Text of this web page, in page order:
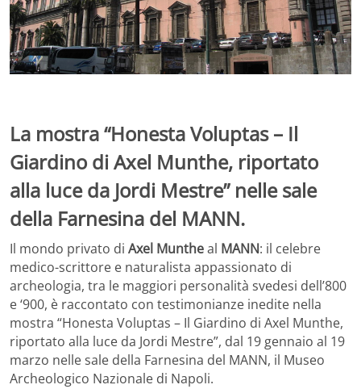
La mostra “Honesta Voluptas – Il
Giardino di Axel Munthe, riportato
alla luce da Jordi Mestre” nelle sale
della Farnesina del MANN.
Il mondo privato di Axel Muntheal MANN: il celebre
medico-scrittore e naturalista appassionato di
archeologia, tra le maggiori personalità svedesi dell’800
e ‘900, è raccontato con testimonianze inedite nella
mostra “Honesta Voluptas – Il Giardino di Axel Munthe,
riportato alla luce da Jordi Mestre”, dal 19 gennaio al 19
marzo nelle sale della Farnesina del MANN, il Museo
Archeologico Nazionale di Napoli.